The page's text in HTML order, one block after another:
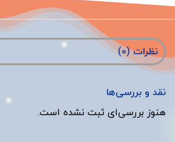
نظرات (0)
نقد و بررسی‌ها
هنوز بررسی‌ای ثبت نشده است.